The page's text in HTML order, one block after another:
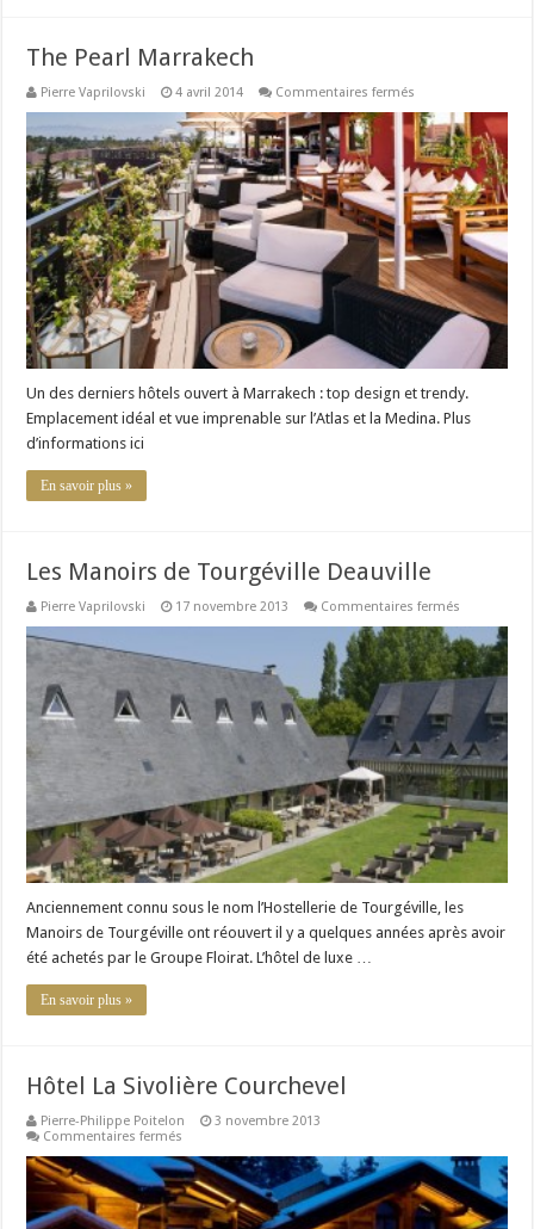
The Pearl Marrakech
Pierre Vaprilovski 4 avril 2014 Commentaires fermés
Pearl
Marrakech
Un des derniers hôtels ouvert à Marrakech : top design et trendy.
Emplacement idéal et vue imprenable sur l’Atlas et la Medina. Plus
d’informations ici
En savoir plus »
Les Manoirs de Tourgéville Deauville
Pierre Vaprilovski 17 novembre 2013 Commentaires fermés
Manoirs
de
Tourgéville
Deauville
Anciennement connu sous le nom l’Hostellerie de Tourgéville, les
Manoirs de Tourgéville ont réouvert il y a quelques années après avoir
été achetés par le Groupe Floirat. L’hôtel de luxe …
En savoir plus »
Hôtel La Sivolière Courchevel
Pierre-Philippe Poitelon
3 novembre 2013
Commentaires fermés
La
Sivolière
Courchevel